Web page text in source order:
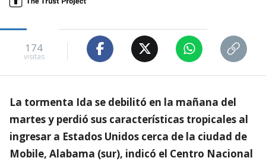
174
visitas
La tormenta Ida se debilitó en la mañana del
martes y perdió sus características tropicales al
ingresar a Estados Unidos cerca de la ciudad de
Mobile, Alabama (sur), indicó el Centro Nacional